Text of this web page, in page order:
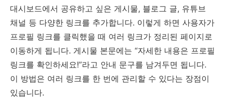
대시보드에서 공유하고 싶은 게시물, 블로그 글, 유튜브
채널 등 다양한 링크를 추가합니다. 이렇게 하면 사용자가
프로필 링크를 클릭했을 때 여러 링크가 정리된 페이지로
이동하게 됩니다. 게시물 본문에는 “자세한 내용은 프로필
링크를 확인하세요!”라고 안내 문구를 남겨두면 됩니다.
이 방법은 여러 링크를 한 번에 관리할 수 있다는 장점이
있습니다.